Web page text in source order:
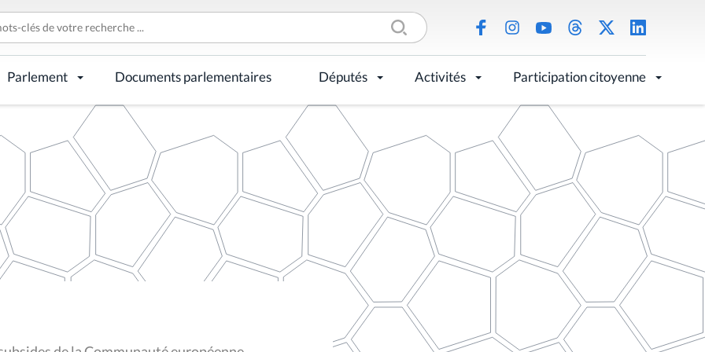
Parlement Documents parlementaires Députés Activités Participation citoyenne